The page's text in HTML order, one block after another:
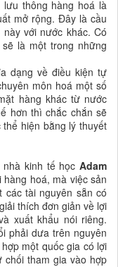
thông hàng hoá là
mở rộng. Đây là cầu
với nước khác. Có
là một trong những
dạng về điều kiện tự
môn hoá một số
hàng khác từ nước
hơn thì chắc chắn sẽ
hiện bằng lý thuyết
kinh tế học Adam
hoá, mà việc sản
tài nguyên sẵn có
thích đơn giản về lợi
xuất khẩu nói riêng.
phải dưa trên nguyên
một quốc gia có lợi
tham gia vào hợp